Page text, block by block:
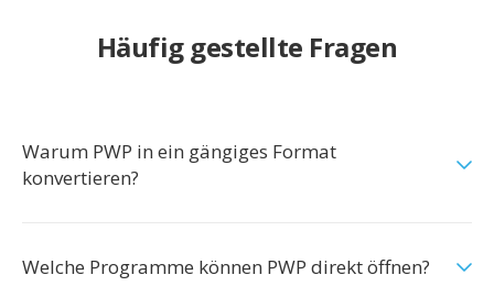
Häufig gestellte Fragen
Warum PWP in ein gängiges Format
konvertieren?
Welche Programme können PWP direkt öffnen?